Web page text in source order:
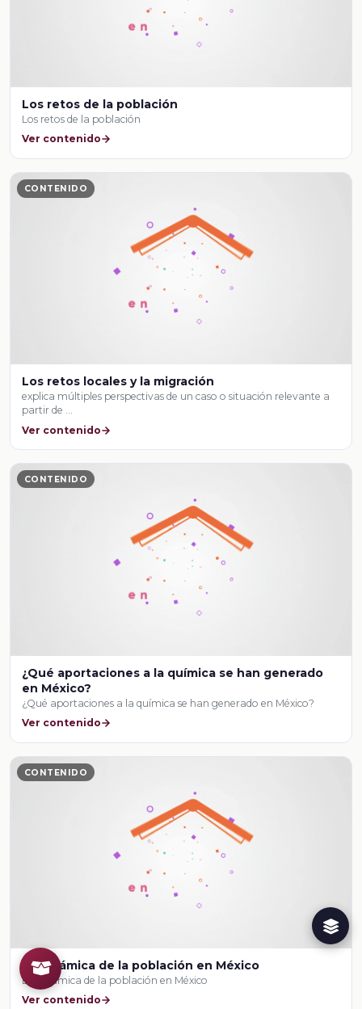
Los retos de la población
Los retos de la población
Ver contenido
CONTENIDO
Los retos locales y la migración
explica múltiples perspectivas de un caso o situación relevante a
partir de …
Ver contenido
CONTENIDO
¿Qué aportaciones a la química se han generado
en México?
¿Qué aportaciones a la química se han generado en México?
Ver contenido
CONTENIDO
La dinámica de la población en México
La dinámica de la población en México
Ver contenido